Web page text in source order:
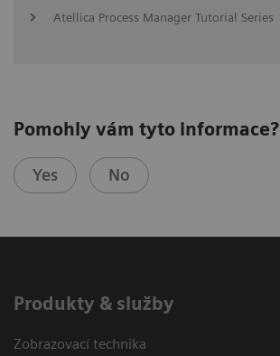
Atellica Process Manager Tutorial Series
Pomohly vám tyto informace?
Yes No
Produkty & služby
Zobrazovací technika